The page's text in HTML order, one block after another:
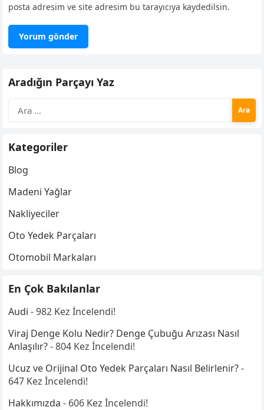
posta adresim ve site adresim bu tarayıcıya kaydedilsin.
Aradığın Parçayı Yaz
Kategoriler
Blog
Madeni Yağlar
Nakliyeciler
Oto Yedek Parçaları
Otomobil Markaları
En Çok Bakılanlar
Audi - 982 Kez İncelendi!
Viraj Denge Kolu Nedir? Denge Çubuğu Arızası Nasıl
Anlaşılır?- 804 Kez İncelendi!
Ucuz ve Orijinal Oto Yedek Parçaları Nasıl Belirlenir?-
647 Kez İncelendi!
Hakkımızda - 606 Kez İncelendi!